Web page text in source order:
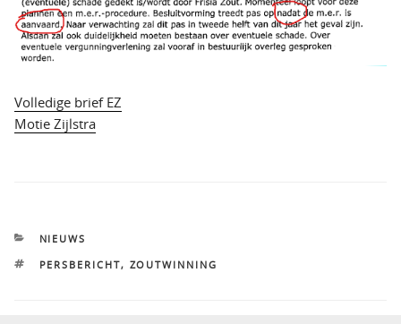
Volledige brief EZ
Motie Zijlstra
CATEGORIEËN
NIEUWS
TAGS
PERSBERICHT, ZOUTWINNING